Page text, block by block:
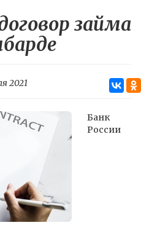
займа
2021
Банк
России